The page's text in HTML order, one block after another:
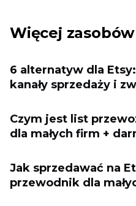
Więcej zasobów
6 alternatyw dla
kanały sprzedaży i
Czym jest list
dla małych firm +
Jak sprzedawać na
przewodnik dla